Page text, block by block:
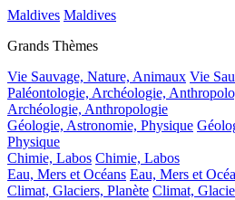
Maldives Maldives
Grands Thèmes
Vie Sauvage, Nature, Animaux Vie
Paléontologie, Archéologie,
Archéologie, Anthropologie
Géologie, Astronomie, Physique
Physique
Chimie, Labos Chimie, Labos
Eau, Mers et Océans Eau, Mers et
Climat, Glaciers, Planète Climat,